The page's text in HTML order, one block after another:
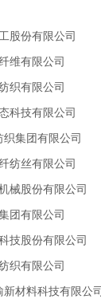
织有限公司
科技有限公司
织集团有限公司
纺丝有限公司
械股份有限公司
团有限公司
技股份有限公司
织有限公司
新材料科技有限公司
苏）有限公司
有限公司